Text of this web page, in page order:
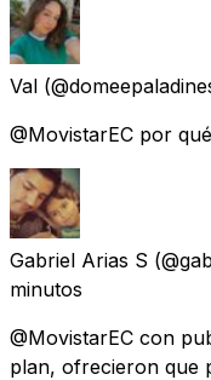
Val
@MovistarEC por
Gabriel Arias S
minutos
@MovistarEC con
plan, ofrecieron que